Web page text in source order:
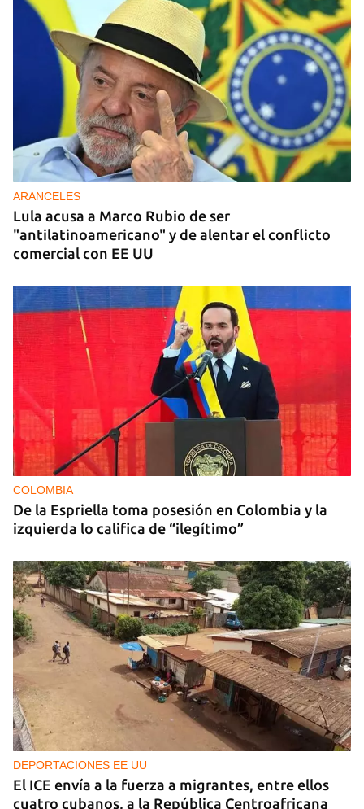
ARANCELES
Lula acusa a Marco Rubio de ser
"antilatinoamericano" y de alentar el conflicto
comercial con EE UU
COLOMBIA
De la Espriella toma posesión en Colombia y la
izquierda lo califica de “ilegítimo”
DEPORTACIONES EE UU
El ICE envía a la fuerza a migrantes, entre ellos
cuatro cubanos, a la República Centroafricana